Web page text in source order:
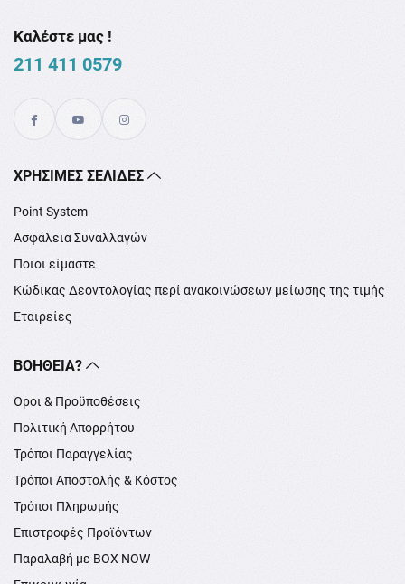
Καλέστε μας !
211 411 0579
XΡΉΣΙΜΕΣ ΣΕΛΊΔΕΣ
Point System
Ασφάλεια Συναλλαγών
Ποιοι είμαστε
Κώδικας Δεοντολογίας περί ανακοινώσεων μείωσης της τιμής
Εταιρείες
ΒΟΉΘΕΙΑ?
Όροι & Προϋποθέσεις
Πολιτική Απορρήτου
Τρόποι Παραγγελίας
Τρόποι Αποστολής & Κόστος
Τρόποι Πληρωμής
Επιστροφές Προϊόντων
Παραλαβή με BOX NOW